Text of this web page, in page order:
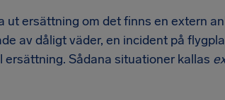
ut ersättning om det finns en extern
av dåligt väder, en incident på
Sådana situationer kallas